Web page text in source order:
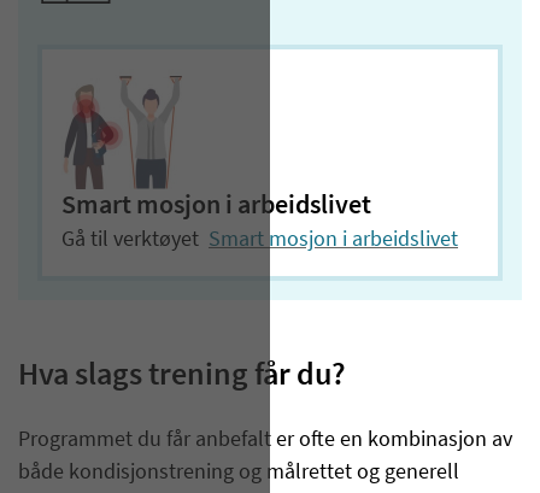
Smart mosjon i arbeidslivet
Gå til verktøyet Smart mosjon i arbeidslivet
Hva slags trening får du?
Programmet du får anbefalt er ofte en kombinasjon av
både kondisjonstrening og målrettet og generell